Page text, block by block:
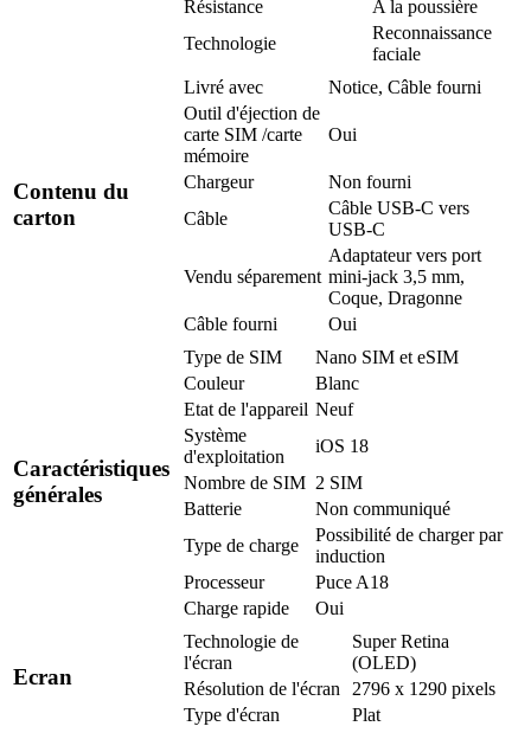
Résistance
A la poussière
Technologie
Reconnaissance
faciale
Contenu du
carton
Livré avec
Notice, Câble fourni
Outil d'éjection de
carte SIM /carte
mémoire
Oui
Chargeur
Non fourni
Câble
Câble USB-C vers
USB-C
Vendu séparement
Adaptateur vers port
mini-jack 3,5 mm,
Coque, Dragonne
Câble fourni
Oui
Caractéristiques
générales
Type de SIM
Nano SIM et eSIM
Couleur
Blanc
Etat de l'appareil Neuf
Système
d'exploitation
iOS 18
Nombre de SIM 2 SIM
Batterie
Non communiqué
Type de charge
Possibilité de charger par
induction
Processeur
Puce A18
Charge rapide
Oui
Ecran
Technologie de
l'écran
Super Retina
(OLED)
Résolution de l'écran
2796 x 1290 pixels
Type d'écran
Plat